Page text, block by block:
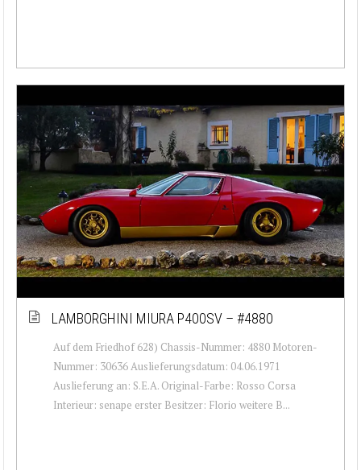
LAMBORGHINI MIURA P400SV – #4880
Auf dem Friedhof 628) Chassis-Nummer: 4880 Motoren-
Nummer: 30636 Auslieferungsdatum: 04.06.1971
Auslieferung an: S.E.A. Original-Farbe: Rosso Corsa
Interieur: senape erster Besitzer: Florio weitere B...